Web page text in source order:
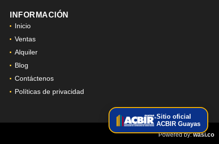
INFORMACIÓN
Inicio
Ventas
Alquiler
Blog
Contáctenos
Políticas de privacidad
Powered by: wasi.co
Sitio oficial
ACBIR Guayas